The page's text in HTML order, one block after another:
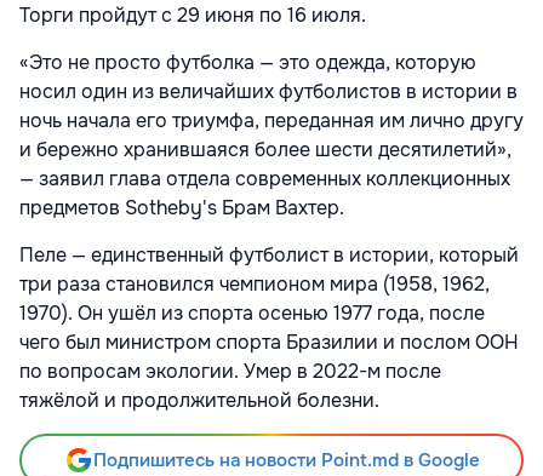
Торги пройдут с 29 июня по 16 июля.
«Это не просто футболка — это одежда, которую
носил один из величайших футболистов в истории в
ночь начала его триумфа, переданная им лично другу
и бережно хранившаяся более шести десятилетий»,
— заявил глава отдела современных коллекционных
предметов Sotheby's Брам Вахтер.
Пеле — единственный футболист в истории, который
три раза становился чемпионом мира (1958, 1962,
1970). Он ушёл из спорта осенью 1977 года, после
чего был министром спорта Бразилии и послом ООН
по вопросам экологии. Умер в 2022-м после
тяжёлой и продолжительной болезни.
Подпишитесь на новости Point.md в Google